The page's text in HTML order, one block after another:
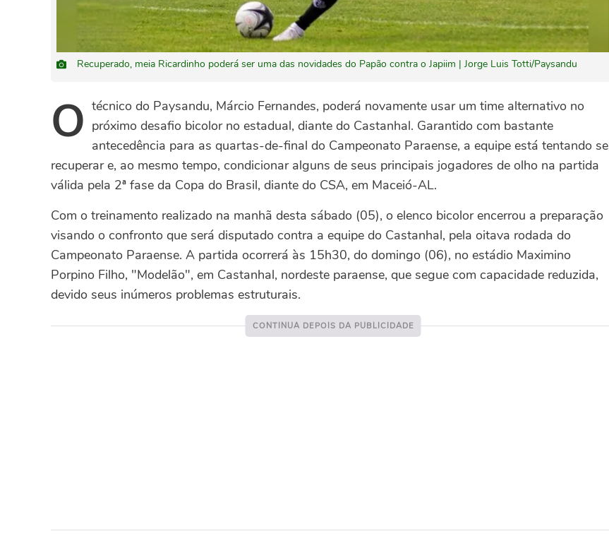
Recuperado, meia Ricardinho poderá ser uma das novidades do Papão contra o Japiim | Jorge Luis Totti/Paysandu
Otécnico do Paysandu, Márcio Fernandes, poderá novamente usar um time alternativo no
próximo desafio bicolor no estadual, diante do Castanhal. Garantido com bastante
antecedência para as quartas-de-final do Campeonato Paraense, a equipe está tentando se
recuperar e, ao mesmo tempo, condicionar alguns de seus principais jogadores de olho na partida
válida pela 2ª fase da Copa do Brasil, diante do CSA, em Maceió-AL.
Com o treinamento realizado na manhã desta sábado (05), o elenco bicolor encerrou a preparação
visando o confronto que será disputado contra a equipe do Castanhal, pela oitava rodada do
Campeonato Paraense. A partida ocorrerá às 15h30, do domingo (06), no estádio Maximino
Porpino Filho, "Modelão", em Castanhal, nordeste paraense, que segue com capacidade reduzida,
devido seus inúmeros problemas estruturais.